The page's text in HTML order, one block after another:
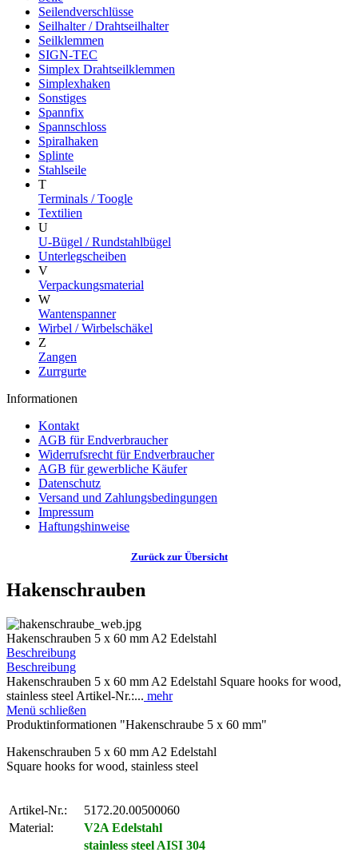
Seilendverschlüsse
Seilhalter / Drahtseilhalter
Seilklemmen
SIGN-TEC
Simplex Drahtseilklemmen
Simplexhaken
Sonstiges
Spannfix
Spannschloss
Spiralhaken
Splinte
Stahlseile
T
Terminals / Toogle
Textilien
U
U-Bügel / Rundstahlbügel
Unterlegscheiben
V
Verpackungsmaterial
W
Wantenspanner
Wirbel / Wirbelschäkel
Z
Zangen
Zurrgurte
Informationen
Kontakt
AGB für Endverbraucher
Widerrufsrecht für Endverbraucher
AGB für gewerbliche Käufer
Datenschutz
Versand und Zahlungsbedingungen
Impressum
Haftungshinweise
Zurück zur Übersicht
Hakenschrauben
Hakenschrauben 5 x 60 mm A2 Edelstahl
Beschreibung
Beschreibung
Hakenschrauben 5 x 60 mm A2 Edelstahl Square hooks for wood,
stainless steel Artikel-Nr.:... mehr
Menü schließen
Produktinformationen "Hakenschraube 5 x 60 mm"
Hakenschrauben 5 x 60 mm A2 Edelstahl
Square hooks for wood, stainless steel
Artikel-Nr.:
5172.20.00500060
Material:
V2A Edelstahl
stainless steel AISI 304